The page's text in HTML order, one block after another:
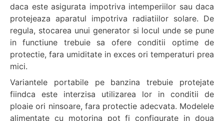
daca este asigurata impotriva intemperiilor sau daca
protejeaza aparatul impotriva radiatiilor solare. De
regula, stocarea unui generator si locul unde se pune
in functiune trebuie sa ofere conditii optime de
protectie, fara umiditate in exces ori temperaturi prea
mici.
Variantele portabile pe banzina trebuie protejate
fiindca este interzisa utilizarea lor in conditii de
ploaie ori ninsoare, fara protectie adecvata. Modelele
alimentate cu motorina pot fi configurate in doua